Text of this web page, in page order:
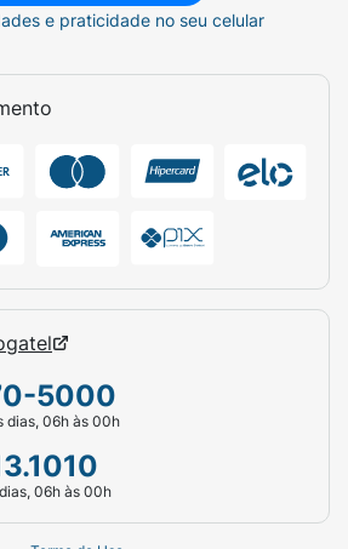
e praticidade no seu celular
5000
dias, 06h às 00h
06h às 00h